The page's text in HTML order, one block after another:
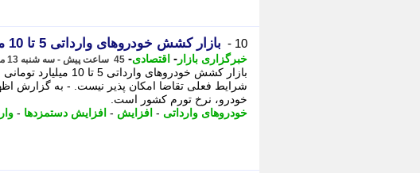
10 - بازار کشش خودروهای وارداتی 5 تا 10 میلیارد تومانی را ندارد
خبرگزاری بازار - اقتصادی- 45 ساعت پیش - سه شنبه 13 مرداد 1405، 17:47
شرایط فعلی تقاضا امکان پذیر نیست. - به گزارش
خودرو، نرخ تورم کشور است.
خودروهای وارداتی - افزایش - افزایش دستمزدها -